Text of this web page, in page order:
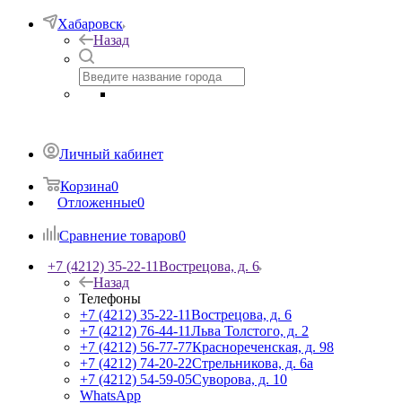
Хабаровск
Назад
Личный кабинет
Корзина0
Отложенные0
Сравнение товаров0
+7 (4212) 35-22-11Вострецова, д. 6
Назад
Телефоны
+7 (4212) 35-22-11Вострецова, д. 6
+7 (4212) 76-44-11Льва Толстого, д. 2
+7 (4212) 56-77-77Краснореченская, д. 98
+7 (4212) 74-20-22Стрельникова, д. 6а
+7 (4212) 54-59-05Суворова, д. 10
WhatsApp